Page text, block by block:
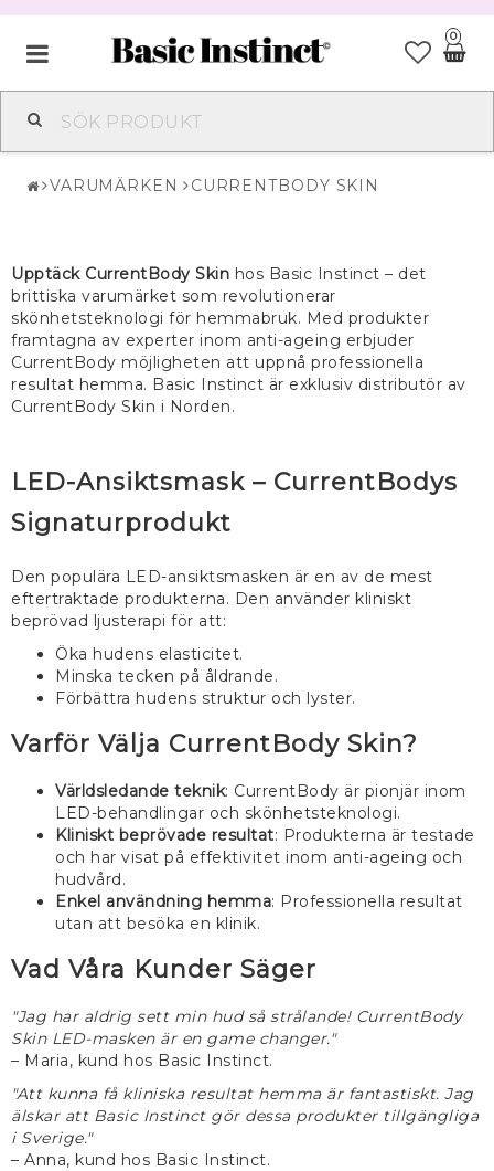
0
VARUMÄRKEN
VARUMÄRKEN CURRENTBODY SKIN
Upptäck CurrentBody Skin hos Basic Instinct – det
brittiska varumärket som revolutionerar
skönhetsteknologi för hemmabruk. Med produkter
framtagna av experter inom anti-ageing erbjuder
CurrentBody möjligheten att uppnå professionella
resultat hemma. Basic Instinct är exklusiv distributör av
CurrentBody Skin i Norden.
LED-Ansiktsmask – CurrentBodys
Signaturprodukt
Den populära LED-ansiktsmasken är en av de mest
eftertraktade produkterna. Den använder kliniskt
beprövad ljusterapi för att:
Öka hudens elasticitet.
Minska tecken på åldrande.
Förbättra hudens struktur och lyster.
Varför Välja CurrentBody Skin?
Världsledande teknik: CurrentBody är pionjär inom
LED-behandlingar och skönhetsteknologi.
Kliniskt beprövade resultat: Produkterna är testade
och har visat på effektivitet inom anti-ageing och
hudvård.
Enkel användning hemma: Professionella resultat
utan att besöka en klinik.
Vad Våra Kunder Säger
"Jag har aldrig sett min hud så strålande! CurrentBody
Skin LED-masken är en game changer."
– Maria, kund hos Basic Instinct.
"Att kunna få kliniska resultat hemma är fantastiskt. Jag
älskar att Basic Instinct gör dessa produkter tillgängliga
i Sverige."
– Anna, kund hos Basic Instinct.